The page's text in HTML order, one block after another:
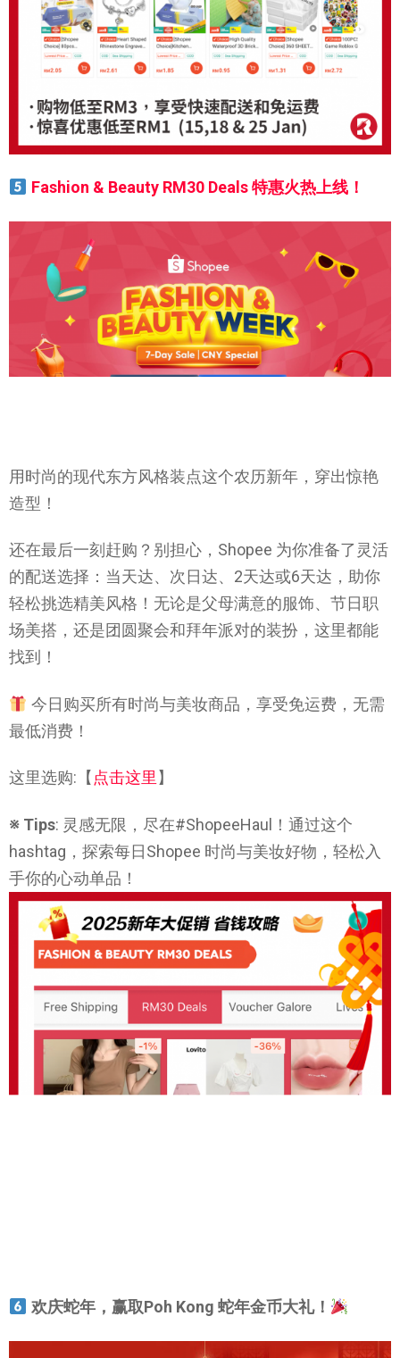
Fashion & Beauty RM30 Deals 特惠火热上线！
用时尚的现代东方风格装点这个农历新年，穿出惊艳
造型！
还在最后一刻赶购？别担心，Shopee 为你准备了灵活
的配送选择：当天达、次日达、2天达或6天达，助你
轻松挑选精美风格！无论是父母满意的服饰、节日职
场美搭，还是团圆聚会和拜年派对的装扮，这里都能
找到！
今日购买所有时尚与美妆商品，享受免运费，无需
最低消费！
这里选购:【 点击这里 】
※ Tips: 灵感无限，尽在#ShopeeHaul！通过这个
hashtag，探索每日Shopee 时尚与美妆好物，轻松入
手你的心动单品！
欢庆蛇年，赢取Poh Kong 蛇年金币大礼！